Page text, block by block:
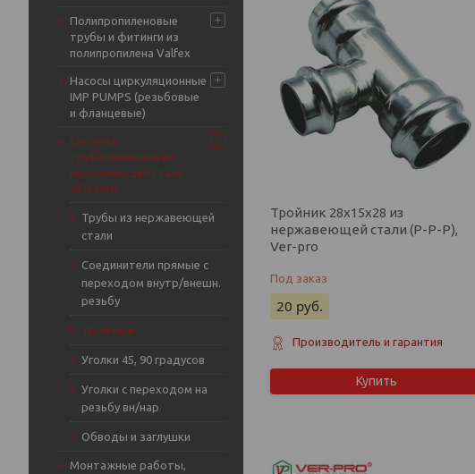
Полипропиленовые
трубы и фитинги из
полипропилена Valfex
Насосы циркуляционные
IMP PUMPS (резьбовые
и фланцевые)
Система
трубопроводов из
нержавеющей стали
VER-PRO
Трубы из нержавеющей
стали
Соединители прямые с
переходом внутр/внешн.
резьбу
Тройники
Уголки 45, 90 градусов
Уголки с переходом на
резьбу вн/нар
Обводы и заглушки
Монтажные работы,
Тройник 28х15х28 из
нержавеющей стали (P-P-P),
Ver-pro
Под заказ
20 руб.
Производитель и гарантия
Купить